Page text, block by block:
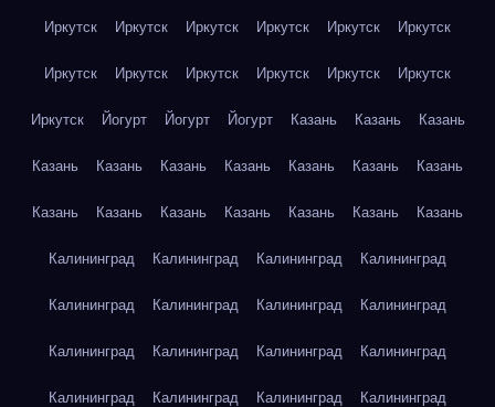
Иркутск Иркутск Иркутск Иркутск Иркутск Иркутск
Иркутск Иркутск Иркутск Иркутск Иркутск Иркутск
Иркутск Йогурт Йогурт Йогурт Казань Казань Казань
Казань Казань Казань Казань Казань Казань Казань
Казань Казань Казань Казань Казань Казань Казань
Калининград Калининград Калининград Калининград
Калининград Калининград Калининград Калининград
Калининград Калининград Калининград Калининград
Калининград Калининград Калининград Калининград